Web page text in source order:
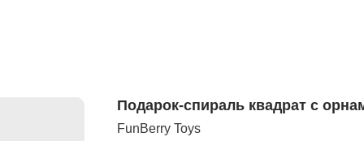
Подарок-спираль квадрат с
FunBerry Toys